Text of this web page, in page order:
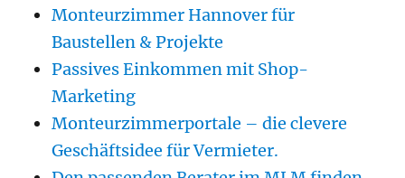
Monteurzimmer Hannover für
Baustellen & Projekte
Passives Einkommen mit Shop-
Marketing
Monteurzimmerportale – die clevere
Geschäftsidee für Vermieter.